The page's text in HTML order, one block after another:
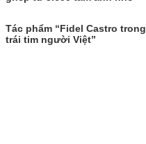
Tác phẩm “Fidel Castro trong
trái tim người Việt”